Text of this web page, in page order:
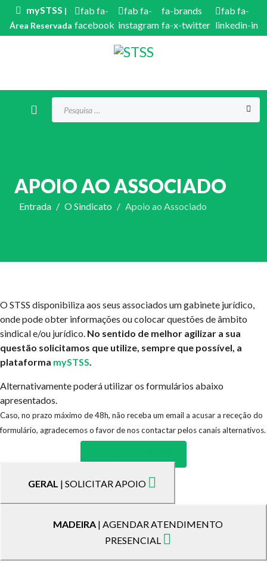
mySTSS |
Área Reservada
fab fa-
facebook
fab fa-
instagram
fa-brands
fa-x-twitter
fab fa-
linkedin-in
APOIO AO ASSOCIADO
Entrada O Sindicato Apoio ao Associado
O STSS disponibiliza aos seus associados um gabinete jurídico,
onde pode obter informações ou colocar questões de âmbito
sindical e/ou jurídico. No sentido de melhor agilizar a sua
questão solicitamos que utilize, sempre que possível, a
plataforma mySTSS.
Alternativamente poderá utilizar os formulários abaixo
apresentados.
Caso, no prazo máximo de 48h, não receba um email a acusar a receção do
formulário, agradecemos o favor de nos contactar pelos canais alternativos.
GERAL | SOLICITAR APOIO
MADEIRA | AGENDAR ATENDIMENTO
PRESENCIAL